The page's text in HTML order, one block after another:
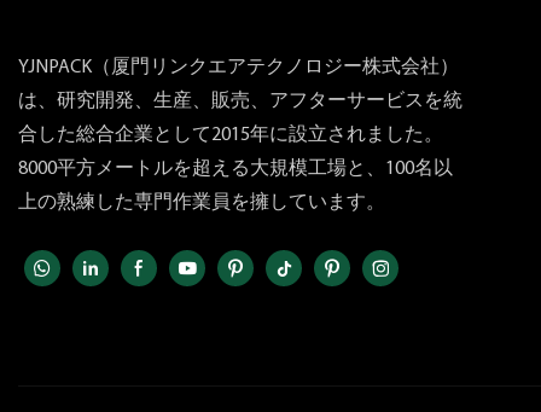
YJNPACK（厦門リンクエアテクノロジー株式会社）
は、研究開発、生産、販売、アフターサービスを統
合した総合企業として2015年に設立されました。
8000平方メートルを超える大規模工場と、100名以
上の熟練した専門作業員を擁しています。